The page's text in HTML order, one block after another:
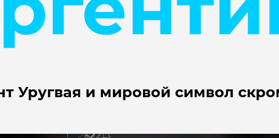
Уругвая и мировой символ